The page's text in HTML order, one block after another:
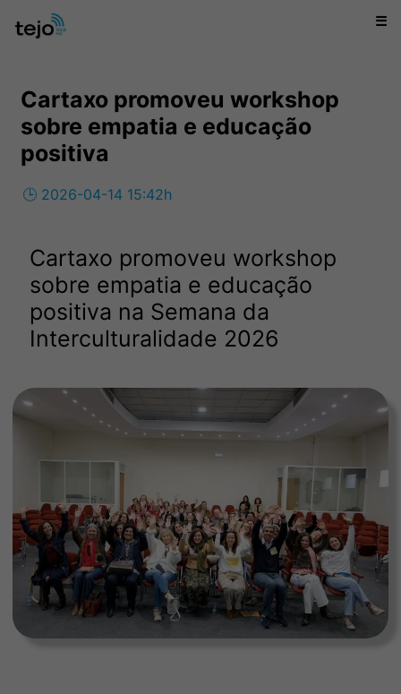
☰
Cartaxo promoveu workshop
sobre empatia e educação
positiva
🕒 2026-04-14 15:42h
Cartaxo promoveu workshop
sobre empatia e educação
positiva na Semana da
Interculturalidade 2026